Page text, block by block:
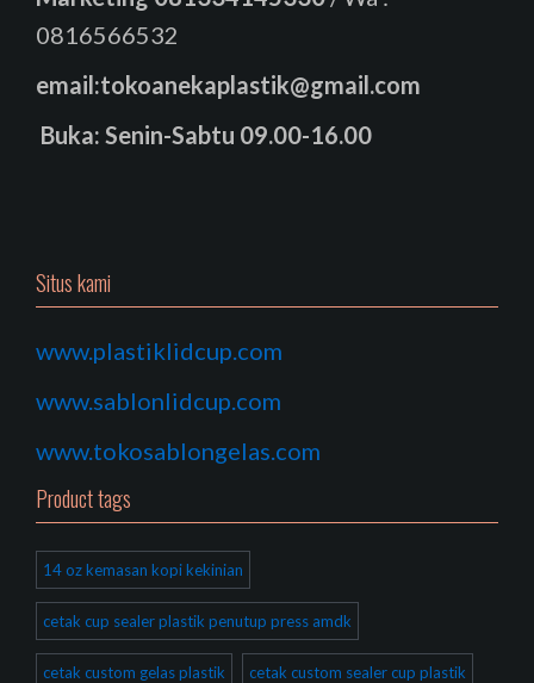
0816566532
email:tokoanekaplastik@gmail.com
Buka: Senin-Sabtu 09.00-16.00
Situs kami
www.plastiklidcup.com
www.sablonlidcup.com
www.tokosablongelas.com
Product tags
14 oz kemasan kopi kekinian
cetak cup sealer plastik penutup press amdk
cetak custom gelas plastik cetak custom sealer cup plastik